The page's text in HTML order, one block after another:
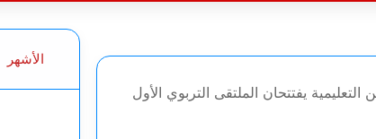
عن
يفتتحان الملتقى التربوي الأول
الأشهر